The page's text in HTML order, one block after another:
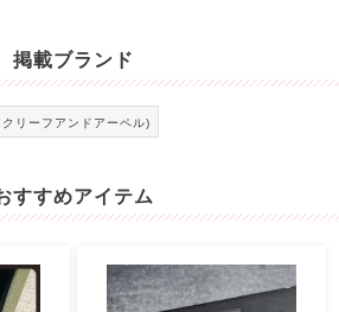
掲載ブランド
リーフアンドアーペル)
すすめアイテム